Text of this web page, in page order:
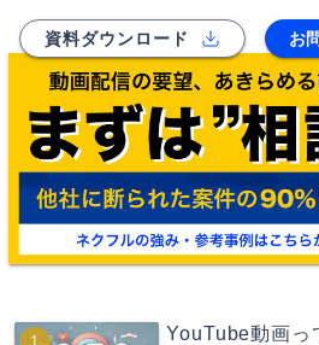
資料ダウンロード お
YouTube動画っ